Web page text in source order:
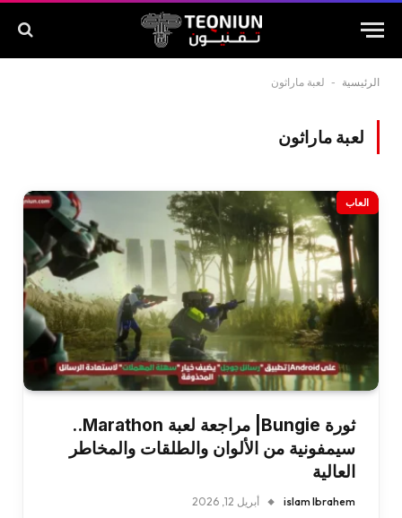
الرئيسية - لعبة ماراثون
لعبة ماراثون
العاب
ثورة Bungie| مراجعة لعبة Marathon..
سيمفونية من الألوان والطلقات والمخاطر
العالية
islam Ibrahem أبريل 12, 2026